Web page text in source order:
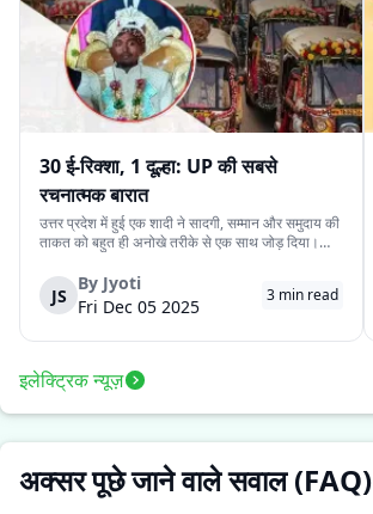
30 ई-रिक्शा, 1 दूल्हा: UP की सबसे
रचनात्मक बारात
उत्तर प्रदेश में हुई एक शादी ने सादगी, सम्मान और समुदाय की
ताकत को बहुत ही अनोखे तरीके से एक साथ जोड़ दिया।
वाहन की व्यवस्था करने के लिये पर्याप्त साधन नहीं थे।
लेकिन दोस्ती की भावना ने उस...
JS
By Jyoti
Fri Dec 05 2025
3 min read
इलेक्ट्रिक न्यूज़
अक्सर पूछे जाने वाले सवाल (FAQ)